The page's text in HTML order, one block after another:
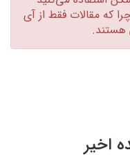
مقالات فقط از آی